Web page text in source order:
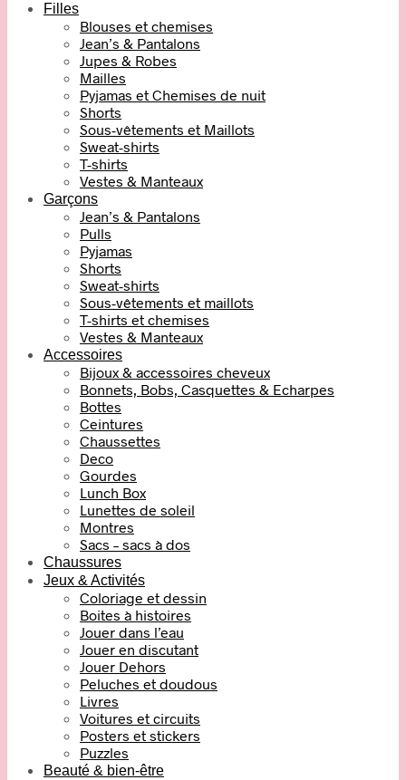
Filles
Blouses et chemises
Jean’s & Pantalons
Jupes & Robes
Mailles
Pyjamas et Chemises de nuit
Shorts
Sous-vêtements et Maillots
Sweat-shirts
T-shirts
Vestes & Manteaux
Garçons
Jean’s & Pantalons
Pulls
Pyjamas
Shorts
Sweat-shirts
Sous-vêtements et maillots
T-shirts et chemises
Vestes & Manteaux
Accessoires
Bijoux & accessoires cheveux
Bonnets, Bobs, Casquettes & Echarpes
Bottes
Ceintures
Chaussettes
Deco
Gourdes
Lunch Box
Lunettes de soleil
Montres
Sacs – sacs à dos
Chaussures
Jeux & Activités
Coloriage et dessin
Boites à histoires
Jouer dans l’eau
Jouer en discutant
Jouer Dehors
Peluches et doudous
Livres
Voitures et circuits
Posters et stickers
Puzzles
Beauté & bien-être